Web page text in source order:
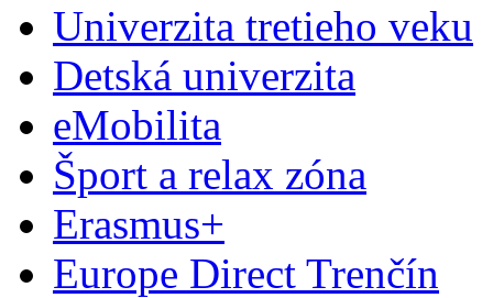
Univerzita tretieho veku
Detská univerzita
eMobilita
Šport a relax zóna
Erasmus+
Europe Direct Trenčín